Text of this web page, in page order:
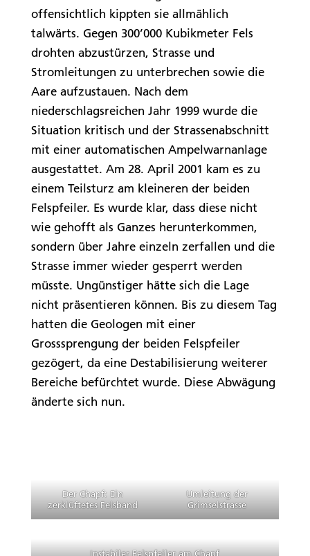
offensichtlich kippten sie allmählich
talwärts. Gegen 300’000 Kubikmeter Fels
drohten abzustürzen, Strasse und
Stromleitungen zu unterbrechen sowie die
Aare aufzustauen. Nach dem
niederschlagsreichen Jahr 1999 wurde die
Situation kritisch und der Strassenabschnitt
mit einer automatischen Ampelwarnanlage
ausgestattet. Am 28. April 2001 kam es zu
einem Teilsturz am kleineren der beiden
Felspfeiler. Es wurde klar, dass diese nicht
wie gehofft als Ganzes herunterkommen,
sondern über Jahre einzeln zerfallen und die
Strasse immer wieder gesperrt werden
müsste. Ungünstiger hätte sich die Lage
nicht präsentieren können. Bis zu diesem Tag
hatten die Geologen mit einer
Grosssprengung der beiden Felspfeiler
gezögert, da eine Destabilisierung weiterer
Bereiche befürchtet wurde. Diese Abwägung
änderte sich nun.
Der Chapf: Ein
zerklüftetes Felsband
Umleitung der
Grimselstrasse
Instabiler Felspfeiler am Chapf